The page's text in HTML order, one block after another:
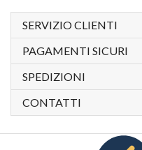
SERVIZIO CLIENTI
PAGAMENTI SICURI
SPEDIZIONI
CONTATTI